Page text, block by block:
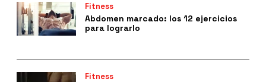
Fitness
Abdomen marcado: los 12 ejercicios
para lograrlo
Fitness